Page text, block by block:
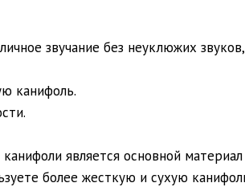
звучание без неуклюжих
канифоль.
является основной
более жесткую и сухую